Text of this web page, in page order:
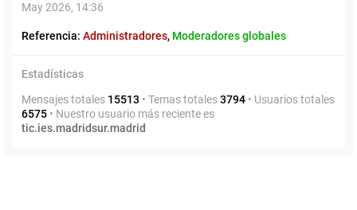
May 2026, 14:36
Referencia: Administradores, Moderadores globales
Estadísticas
Mensajes totales 15513 • Temas totales3794 • Usuarios totales
6575 • Nuestro usuario más reciente es
tic.ies.madridsur.madrid